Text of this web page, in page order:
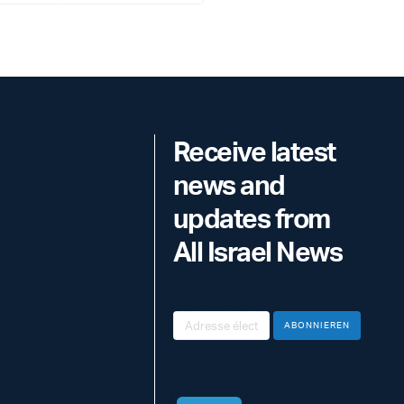
Receive latest
news and
updates from
All Israel News
ABONNIEREN